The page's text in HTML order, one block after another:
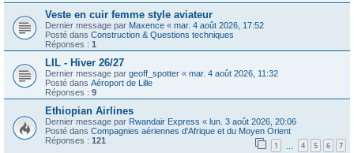
Veste en cuir femme style aviateur
Dernier message par Maxence « mar. 4 août 2026, 17:52
Posté dans Construction & Questions techniques
Réponses : 1
LIL - Hiver 26/27
Dernier message par geoff_spotter « mar. 4 août 2026, 11:32
Posté dans Aéroport de Lille
Réponses : 9
Ethiopian Airlines
Dernier message par Rwandair Express « lun. 3 août 2026, 20:06
Posté dans Compagnies aériennes d'Afrique et du Moyen Orient
Réponses : 121 1 4 5 6 7